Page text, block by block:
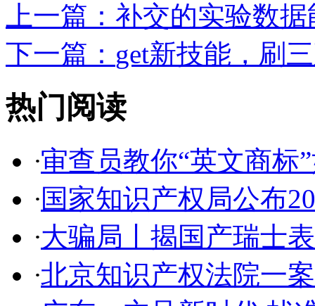
上一篇： 补交的实验数
下一篇： get新技能，刷
热门阅读
·审查员教你“英文商标
·国家知识产权局公布
·大骗局丨揭国产瑞士
·北京知识产权法院一